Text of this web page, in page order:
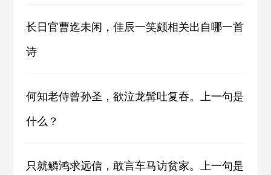
长日官曹迄未闲，佳辰一笑颇相关出自哪一首
诗
何知老侍曾孙圣，欲泣龙髯吐复吞。上一句是
什么？
只就鳞鸿求远信，敢言车马访贫家。上一句是